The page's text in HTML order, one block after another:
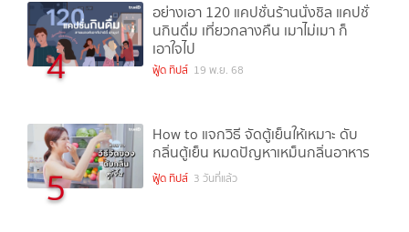
4
อย่างเอา 120 แคปชั่นร้านนั่งชิล แคปชั่
นกินดื่ม เที่ยวกลางคืน เมาไม่เมา ก็
เอาใจไป
ฟู้ด ทิปส์ 19 พ.ย. 68
5
How to แจกวิธี จัดตู้เย็นให้เหมาะ ดับ
กลิ่นตู้เย็น หมดปัญหาเหม็นกลิ่นอาหาร
ฟู้ด ทิปส์ 3 วันที่แล้ว